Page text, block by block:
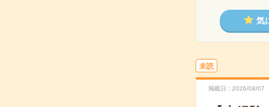
気
未読
掲載日 2026/08/07